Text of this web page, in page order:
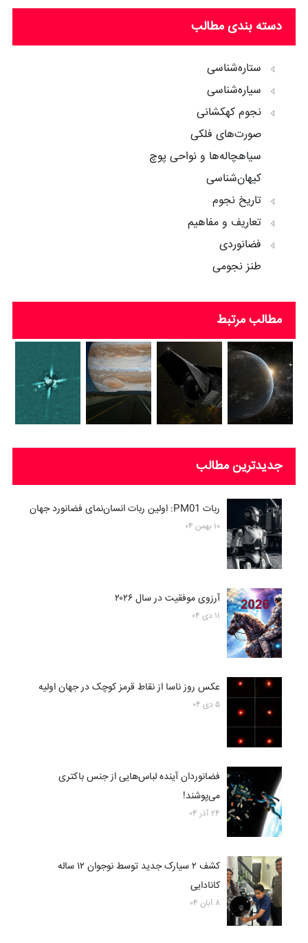
دسته بندی مطالب
ستاره‌شناسی
سیاره‌شناسی
نجوم کهکشانی
صورت‌های فلکی
سیاهچاله‌ها و نواحی پوچ
کیهان‌شناسی
تاریخ نجوم
تعاریف و مفاهیم
فضانوردی
طنز نجومی
مطالب مرتبط
جدیدترین مطالب
ربات PM01: اولین ربات انسان‌نمای فضانورد جهان
۱۰ بهمن ۰۴
آرزوی موفقیت در سال ۲۰۲۶
۱۱ دی ۰۴
عکس روز ناسا از نقاط قرمز کوچک در جهان اولیه
۵ دی ۰۴
فضانوردان آینده لباس‌هایی از جنس باکتری
می‌پوشند!
۲۴ آذر ۰۴
کشف ۲ سیارک جدید توسط نوجوان ۱۲ ساله
کانادایی
۸ آبان ۰۴